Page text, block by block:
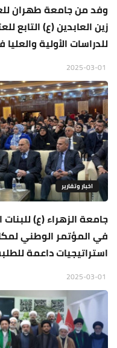
وفد من جامعة طهران
زين العابدين (ع) التابع
للدراسات الأولية
اخبار وتقارير
جامعة الزهراء (ع)
في المؤتمر الوطني
استراتيجيات داعمة